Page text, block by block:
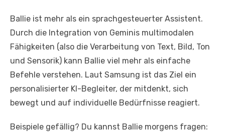
Ballie ist mehr als ein sprachgesteuerter Assistent.
Durch die Integration von Geminis multimodalen
Fähigkeiten (also die Verarbeitung von Text, Bild, Ton
und Sensorik) kann Ballie viel mehr als einfache
Befehle verstehen. Laut Samsung ist das Ziel ein
personalisierter KI-Begleiter, der mitdenkt, sich
bewegt und auf individuelle Bedürfnisse reagiert.
Beispiele gefällig? Du kannst Ballie morgens fragen: